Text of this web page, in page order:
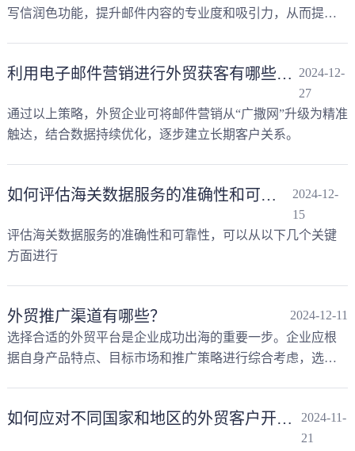
写信润色功能，提升邮件内容的专业度和吸引力，从而提高
利用电子邮件营销进行外贸获客有哪些有效策略？
2024-12-
27
通过以上策略，外贸企业可将邮件营销从“广撒网”升级为精准
触达，结合数据持续优化，逐步建立长期客户关系。
如何评估海关数据服务的准确性和可靠性？
2024-12-
15
评估海关数据服务的准确性和可靠性，可以从以下几个关键
方面进行
外贸推广渠道有哪些？
2024-12-11
选择合适的外贸平台是企业成功出海的重要一步。企业应根
据自身产品特点、目标市场和推广策略进行综合考虑，选择
如何应对不同国家和地区的外贸客户开发文化差异？
2024-11-
21